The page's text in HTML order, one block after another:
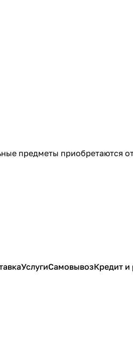
предметы приобретаются
УслугиСамовывозКредит и